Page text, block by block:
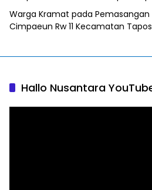
Warga Kramat pada Pemasangan
Cimpaeun Rw 11 Kecamatan
Hallo Nusantara